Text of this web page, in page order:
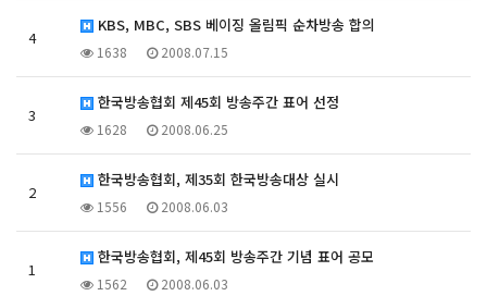
4
KBS, MBC, SBS 베이징 올림픽 순차방송 합의
1638 2008.07.15
3
한국방송협회 제45회 방송주간 표어 선정
1628 2008.06.25
2
한국방송협회, 제35회 한국방송대상 실시
1556 2008.06.03
1
한국방송협회, 제45회 방송주간 기념 표어 공모
1562 2008.06.03